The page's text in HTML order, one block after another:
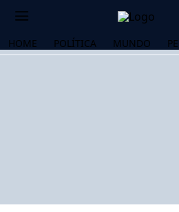
HOME POLÍTICA MUNDO